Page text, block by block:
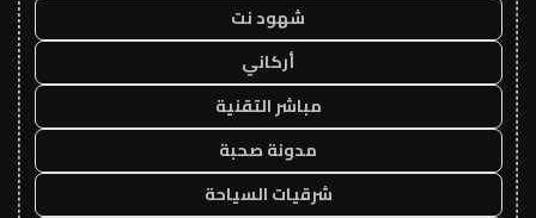
شهود نت
أركاني
مباشر التقنية
مدونة صحبة
شرقيات السياحة